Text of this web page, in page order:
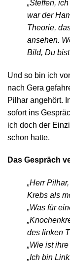
„Steffen,
war der
Theorie,
ansehen.
Bild, Du
Und so bin ich
nach Gera
Pilhar angehört.
sofort ins
ich doch der
schon hatte.
Das Gespräch
„Herr
Krebs als
„Was für
des linken
„Wie ist ihre
„Ich bin